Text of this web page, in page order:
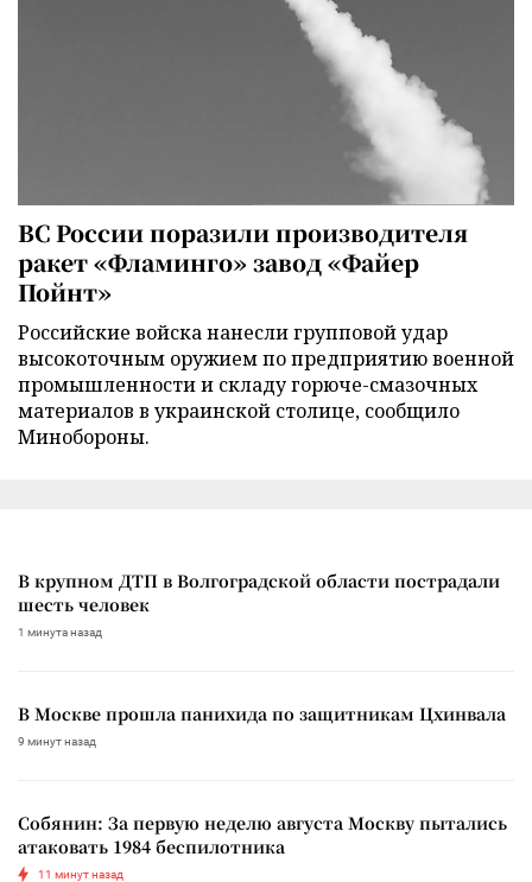
ВС России поразили производителя
ракет «Фламинго» завод «Файер
Пойнт»
Российские войска нанесли групповой удар
высокоточным оружием по предприятию военной
промышленности и складу горюче-смазочных
материалов в украинской столице, сообщило
Минобороны.
В крупном ДТП в Волгоградской области пострадали
шесть человек
1 минута назад
В Москве прошла панихида по защитникам Цхинвала
9 минут назад
Собянин: За первую неделю августа Москву пытались
атаковать 1984 беспилотника
11 минут назад